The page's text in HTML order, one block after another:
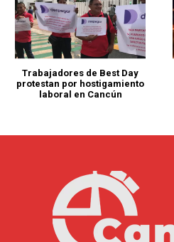
Trabajadores de Best Day
protestan por hostigamiento
laboral en Cancún